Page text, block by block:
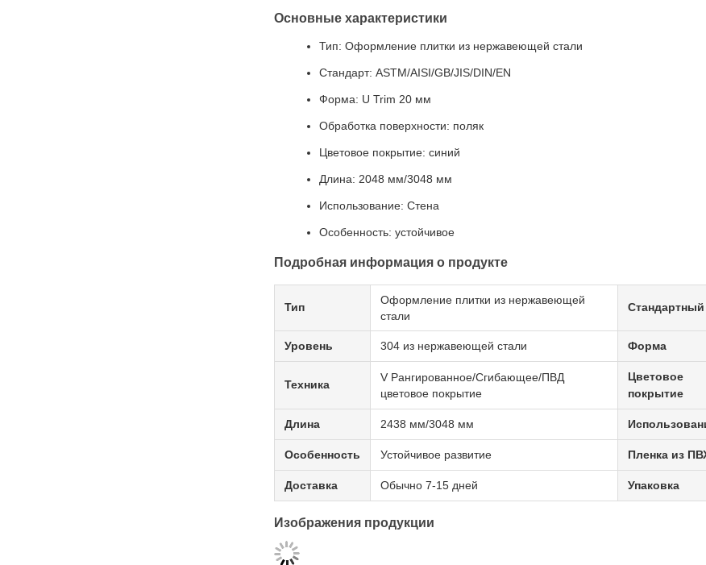
Основные характеристики
Тип: Оформление плитки из нержавеющей стали
Стандарт: ASTM/AISI/GB/JIS/DIN/EN
Форма: U Trim 20 мм
Обработка поверхности: поляк
Цветовое покрытие: синий
Длина: 2048 мм/3048 мм
Использование: Стена
Особенность: устойчивое
Подробная информация о продукте
Тип
Оформление плитки из нержавеющей
стали
Стандартный
Уровень 304 из нержавеющей стали Форма
Техника
V Рангированное/Сгибающее/ПВД
цветовое покрытие
Цветовое
покрытие
Длина 2438 мм/3048 мм
Особенность Устойчивое развитие Пленка из
Доставка Обычно 7-15 дней Упаковка
Изображения продукции